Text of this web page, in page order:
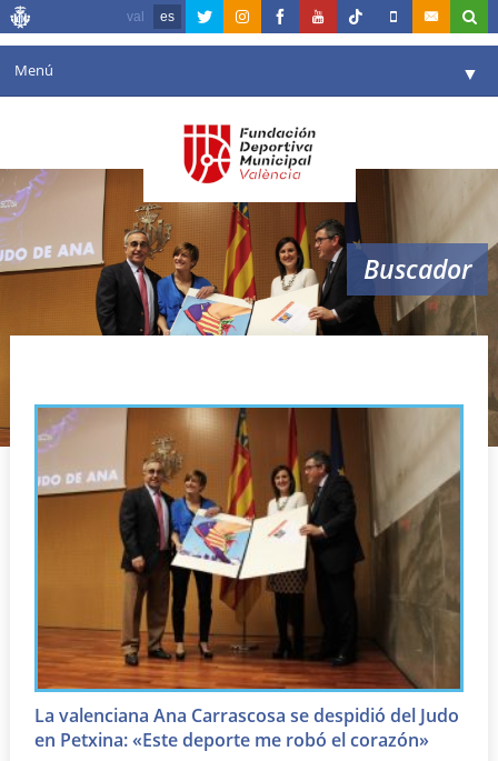
val es
Menú ▼
Agenda
Instalaciones
Comunicación ▼
Valencia en deporte ▼
Reservas
Buscador
despedida
La valenciana Ana Carrascosa se despidió del Judo
en Petxina: «Este deporte me robó el corazón»